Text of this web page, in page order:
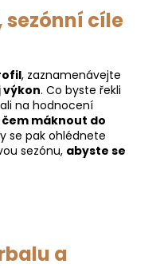
cíle
, zaznamenávejte
. Co byste řekli
na hodnocení
čem máknout do
se pak ohlédnete
sezónu, abyste se
a